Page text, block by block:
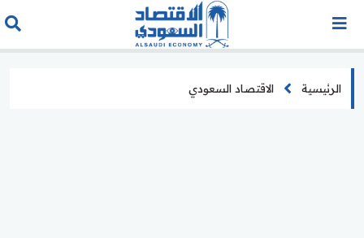
الرئيسية الاقتصاد السعودي